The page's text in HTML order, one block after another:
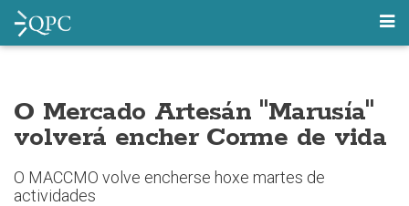
O Mercado Artesán "Marusía"
volverá encher Corme de vida
O MACCMO volve encherse hoxe martes de
actividades